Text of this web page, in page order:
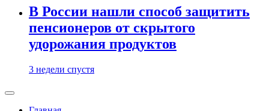
В России нашли способ защитить
пенсионеров от скрытого
удорожания продуктов
3 недели спустя